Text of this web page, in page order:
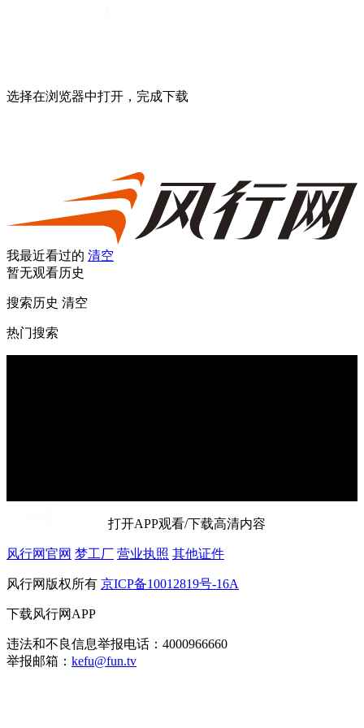
选择在浏览器中打开，完成下载
我最近看过的 清空
暂无观看历史
搜索历史 清空
热门搜索
打开APP观看/下载高清内容
风行网官网 梦工厂 营业执照 其他证件
风行网版权所有 京ICP备10012819号-16A
下载风行网APP
违法和不良信息举报电话：4000966660
举报邮箱： kefu@fun.tv